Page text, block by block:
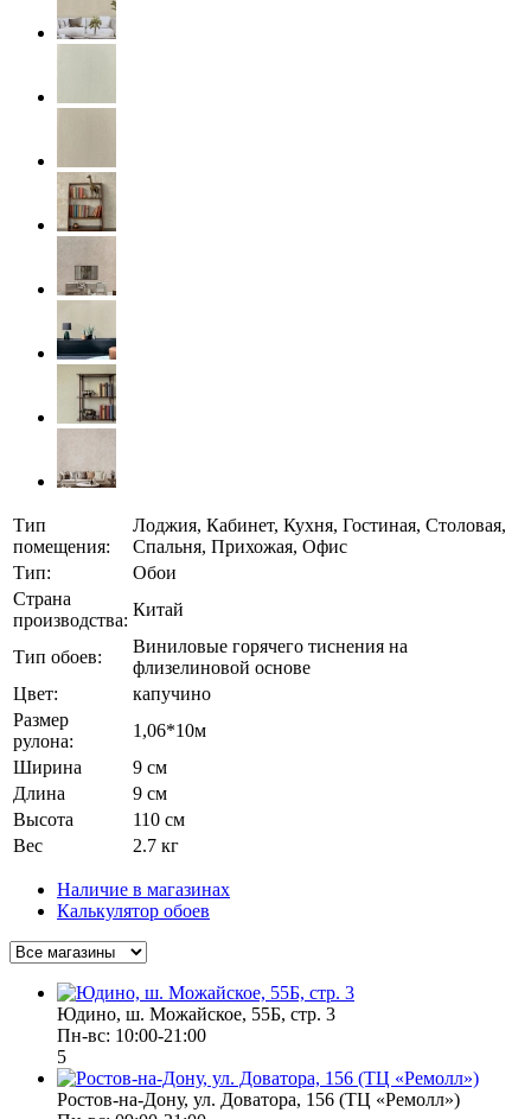
Тип
помещения:
Лоджия, Кабинет, Кухня, Гостиная, Столовая,
Спальня, Прихожая, Офис
Тип:
Обои
Страна
производства:
Китай
Тип обоев:
Виниловые горячего тиснения на
флизелиновой основе
Цвет:
капучино
Размер
рулона:
1,06*10м
Ширина
9 см
Длина
9 см
Высота
110 см
Вес
2.7 кг
Наличие в магазинах
Калькулятор обоев
Юдино, ш. Можайское, 55Б, стр. 3
Пн-вс: 10:00-21:00
5
Ростов-на-Дону, ул. Доватора, 156 (ТЦ «Ремолл»)